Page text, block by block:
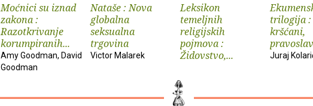
Moćnici su iznad
zakona :
Razotkrivanje
korumpiranih...
Amy Goodman, David
Goodman
Nataše : Nova
globalna
seksualna
trgovina
Victor Malarek
Leksikon
temeljnih
religijskih
pojmova :
Židovstvo,...
trilogija
kršćani,
Juraj